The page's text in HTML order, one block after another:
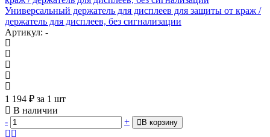
Универсальный держатель для дисплеев для защиты от краж /
держатель для дисплеев, без сигнализации
Артикул: -
1 194 ₽ за 1 шт
В наличии
-
+ В корзину